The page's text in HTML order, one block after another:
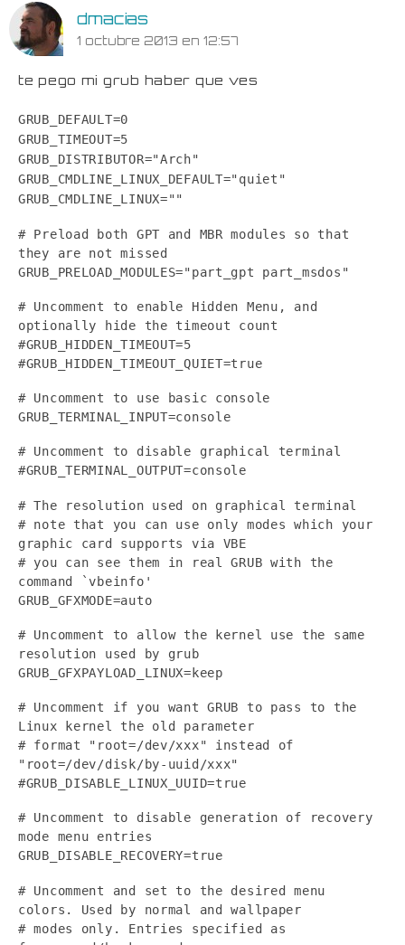
dmacias
1 octubre 2013 en 12:57
te pego mi grub haber que ves
GRUB_DEFAULT=0
GRUB_TIMEOUT=5
GRUB_DISTRIBUTOR="Arch"
GRUB_CMDLINE_LINUX_DEFAULT="quiet"
GRUB_CMDLINE_LINUX=""
# Preload both GPT and MBR modules so that
they are not missed
GRUB_PRELOAD_MODULES="part_gpt part_msdos"
# Uncomment to enable Hidden Menu, and
optionally hide the timeout count
#GRUB_HIDDEN_TIMEOUT=5
#GRUB_HIDDEN_TIMEOUT_QUIET=true
# Uncomment to use basic console
GRUB_TERMINAL_INPUT=console
# Uncomment to disable graphical terminal
#GRUB_TERMINAL_OUTPUT=console
# The resolution used on graphical terminal
# note that you can use only modes which your
graphic card supports via VBE
# you can see them in real GRUB with the
command `vbeinfo'
GRUB_GFXMODE=auto
# Uncomment to allow the kernel use the same
resolution used by grub
GRUB_GFXPAYLOAD_LINUX=keep
# Uncomment if you want GRUB to pass to the
Linux kernel the old parameter
# format "root=/dev/xxx" instead of
"root=/dev/disk/by-uuid/xxx"
#GRUB_DISABLE_LINUX_UUID=true
# Uncomment to disable generation of recovery
mode menu entries
GRUB_DISABLE_RECOVERY=true
# Uncomment and set to the desired menu
colors. Used by normal and wallpaper
# modes only. Entries specified as